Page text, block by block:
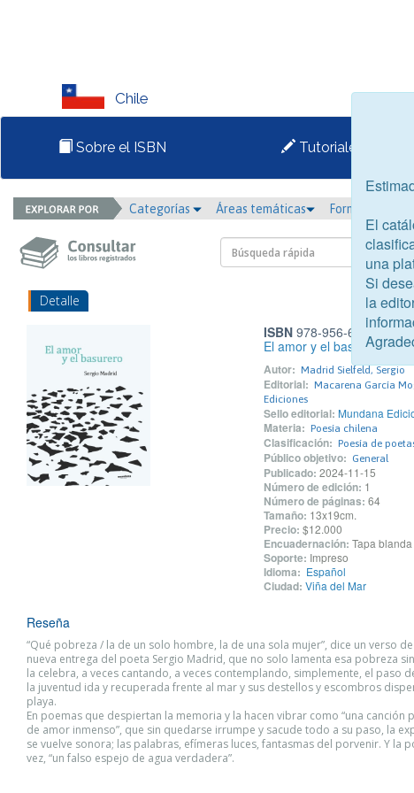
Chile
Sobre el ISBN Tutoriales
Categorías Áreas temáticas Formato
Detalle
ISBN978-956-6202-13-4
El amor y el basurero
Autor: Madrid Sielfeld, Sergio
Editorial: Macarena García
Ediciones
Sello editorial: Mundana
Materia: Poesía chilena
Clasificación: Poesía de
Público objetivo: General
Publicado: 2024-11-15
Número de edición: 1
Número de páginas: 64
Tamaño: 13x19cm.
Precio: $12.000
Encuadernación: Tapa
Soporte: Impreso
Idioma: Español
Ciudad: Viña del Mar
Reseña
“Qué pobreza / la de un solo hombre, la de una sola mujer”, dice un verso
nueva entrega del poeta Sergio Madrid, que no solo lamenta esa pobreza
la celebra, a veces cantando, a veces contemplando, simplemente, el paso
la juventud ida y recuperada frente al mar y sus destellos y escombros
playa.
En poemas que despiertan la memoria y la hacen vibrar como “una canción
de amor inmenso”, que sin quedarse irrumpe y sacude todo a su paso, la
se vuelve sonora; las palabras, efímeras luces, fantasmas del porvenir. Y la
vez, “un falso espejo de agua verdadera”.
El
una
Si
la